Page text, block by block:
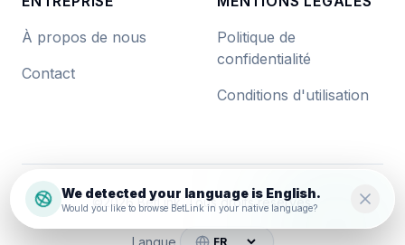
À propos de nous
Contact
Politique de
confidentialité
Conditions d'utilisation
©2026 BetLink. Tous droits réservés.
Langue
We detected your language is English.
Would you like to browse BetLink in your native language?